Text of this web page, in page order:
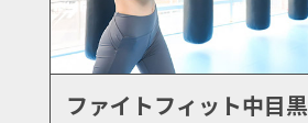
ファイトフィット中目黒